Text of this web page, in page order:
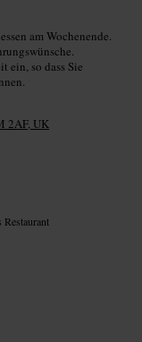
am Wochenende.
ein, so dass Sie
2AF, UK
Restaurant